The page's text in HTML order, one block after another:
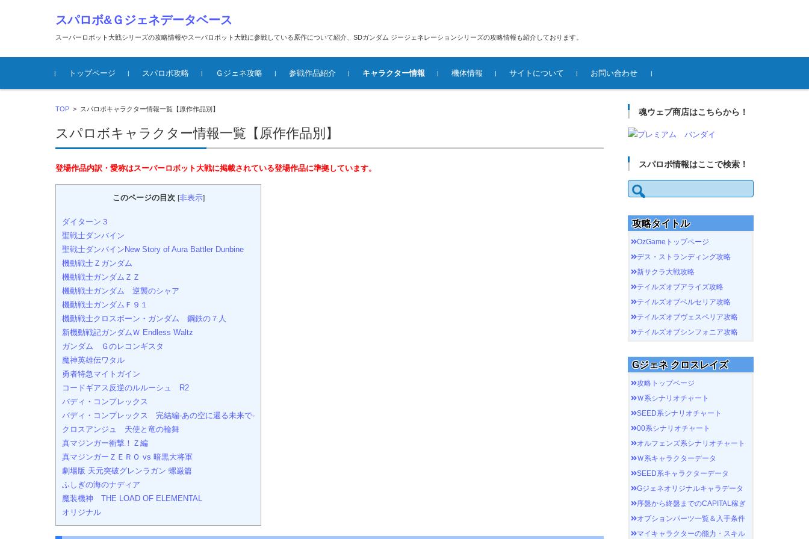
スパロボ&Ｇジェネデータベース
スーパーロボット大戦シリーズの攻略情報やスーパロボット大戦に参戦している原作について紹介、SDガンダム ジージェネレーションシリーズの攻略情報も紹介しております。
コンテンツに移動
トップページ スパロボ攻略 Ｇジェネ攻略 参戦作品紹介 キャラクター情報 機体情報 サイトについて お問い合わせ
TOP > スパロボキャラクター情報一覧【原作作品別】
スパロボキャラクター情報一覧【原作作品別】
登場作品内訳・愛称はスーパーロボット大戦に掲載されている登場作品に準拠しています。
このページの目次 [非表示]
ダイターン３
聖戦士ダンバイン
聖戦士ダンバインNew Story of Aura Battler Dunbine
機動戦士Ｚガンダム
機動戦士ガンダムＺＺ
機動戦士ガンダム 逆襲のシャア
機動戦士ガンダムＦ９１
機動戦士クロスボーン・ガンダム 鋼鉄の７人
新機動戦記ガンダムＷ Endless Waltz
ガンダム Ｇのレコンギスタ
魔神英雄伝ワタル
勇者特急マイトガイン
コードギアス反逆のルルーシュ R2
バディ・コンプレックス
バディ・コンプレックス 完結編-あの空に還る未来で-
クロスアンジュ 天使と竜の輪舞
真マジンガー衝撃！Ｚ編
真マジンガーＺＥＲＯ vs 暗黒大将軍
劇場版 天元突破グレンラガン 螺巌篇
ふしぎの海のナディア
魔装機神 THE LOAD OF ELEMENTAL
オリジナル
魂ウェブ商店はこちらから！
スパロボ情報はここで検索！
検
索:
攻略タイトル
OzGameトップページ
デス・ストランディング攻略
新サクラ大戦攻略
テイルズオブアライズ攻略
テイルズオブベルセリア攻略
テイルズオブヴェスペリア攻略
テイルズオブシンフォニア攻略
Gジェネ クロスレイズ
攻略トップページ
Ｗ系シナリオチャート
SEED系シナリオチャート
00系シナリオチャート
オルフェンズ系シナリオチャート
Ｗ系キャラクターデータ
SEED系キャラクターデータ
Gジェネオリジナルキャラデータ
序盤から終盤までのCAPITAL稼ぎ
オプションパーツ一覧＆入手条件
マイキャラクターの能力・スキル